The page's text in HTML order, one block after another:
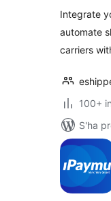
Integrate
automate
carriers
100+
S'ha